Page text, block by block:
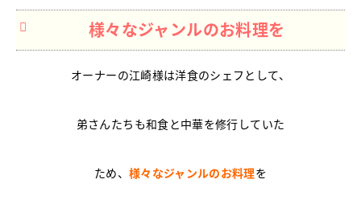
様々なジャンルのお料理を
オーナーの江崎様は洋食のシェフとして、
弟さんたちも和食と中華を修行していた
ため、 様々なジャンルのお料理を